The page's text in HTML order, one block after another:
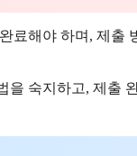
료해야 하며, 제출
을 숙지하고, 제출